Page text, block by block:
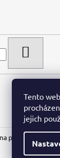
Tento
jejich
práva vyhrazena.